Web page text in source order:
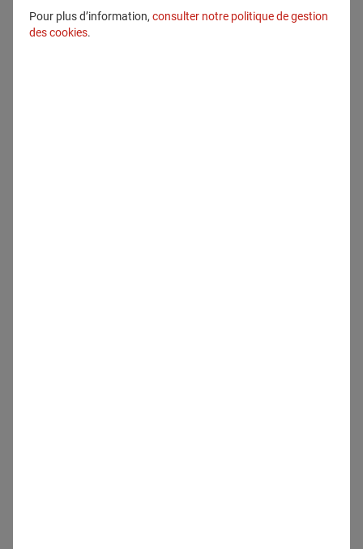
Generali France révèle ses résultats au
Baromètre LGBTQIA+ 2026 : des
Pour plus d’information, consulter notre politique de gestion
des cookies.